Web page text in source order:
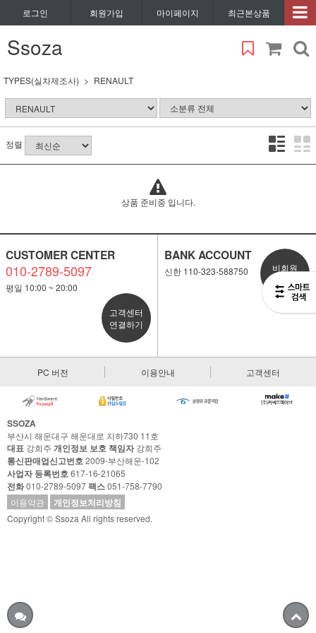
로그인 회원가입 마이페이지 최근본상품
Ssoza
TYPES(실차제조사) RENAULT
정렬
상품 준비중 입니다.
CUSTOMER CENTER
010-2789-5097
평일 10:00 ~ 20:00
고객센터
연결하기
BANK ACCOUNT
신한 110-323-588750
비회원
1:1 문의
PC 버전 이용안내 고객센터
SSOZA
부산시 해운대구 해운대로 지하730 11호
대표 강희주 개인정보 보호 책임자강희주
통신판매업신고번호2009-부산해운-102
사업자 등록번호617-16-21065
전화010-2789-5097팩스051-758-7790
이용약관
개인정보처리방침
Copyright © Ssoza All rights reserved.